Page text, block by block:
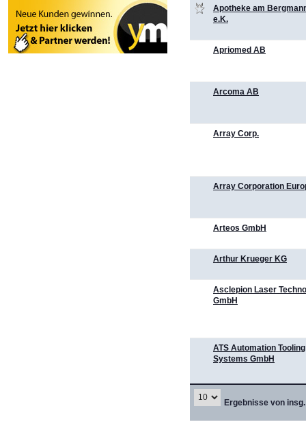
Ergebnisse von
Apotheke am
e.K.
Apriomed AB
Arcoma AB
Array Corp.
Array Corporation
Arteos GmbH
Arthur Krueger KG
Asclepion Laser
GmbH
ATS Automation Tooling
Systems GmbH